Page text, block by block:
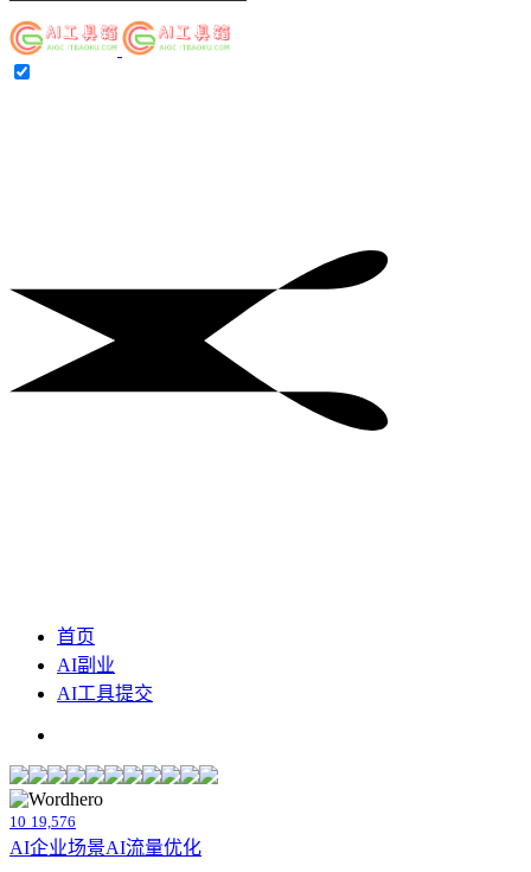
首页
AI副业
AI工具提交
10 19,576
AI企业场景AI流量优化